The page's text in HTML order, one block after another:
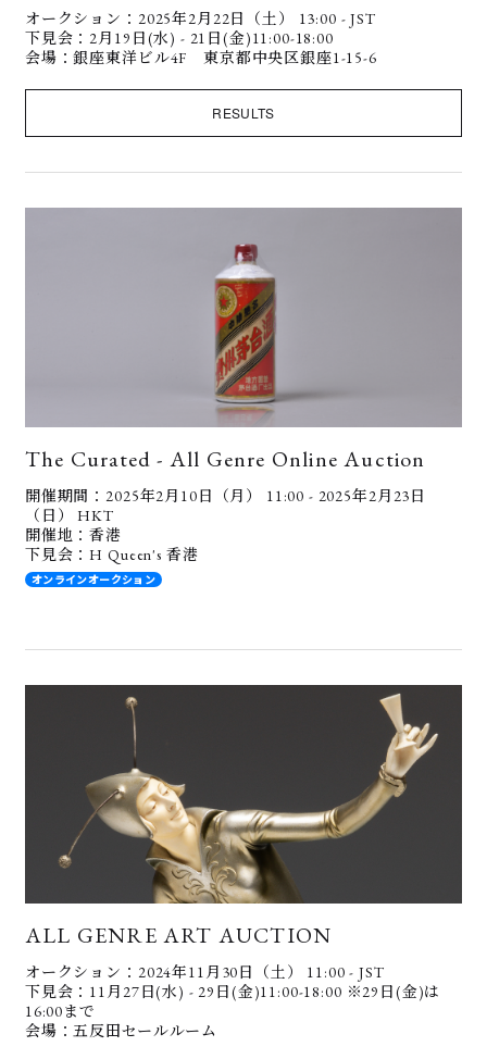
オークション：2025年2月22日（土） 13:00 - JST
下見会：2月19日(水) - 21日(金)11:00-18:00
会場：銀座東洋ビル4F 東京都中央区銀座1-15-6
RESULTS
The Curated - All Genre Online Auction
開催期間：2025年2月10日（月） 11:00 - 2025年2月23日
（日） HKT
開催地：香港
下見会：H Queen's 香港
オンラインオークション
ALL GENRE ART AUCTION
オークション：2024年11月30日（土） 11:00 - JST
下見会：11月27日(水) - 29日(金)11:00-18:00 ※29日(金)は
16:00まで
会場：五反田セールルーム